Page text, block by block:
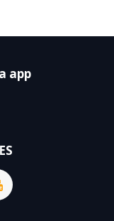
app